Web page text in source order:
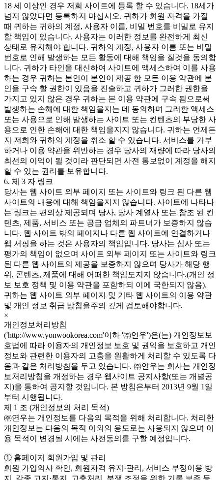
18 세 이상인 경우 저희 사이트에 등록 할 수 있습니다. 18세가
넘지 않았다면 등록하지 마십시오. 귀하가 회원 자격을 가질
때 귀하는 귀하의 계정, 사용자 이름, 비밀 번호를 비밀로 유지
할 책임이 있습니다. 사용자는 이러한 정보를 완전하게 최신
상태로 유지해야 합니다. 귀하의 계정, 사용자 이름 또는 비밀
번호로 인해 발생하는 모든 활동에 대해 책임을 질것을 동의합
니다. 귀하가 타인을 대신하여 사이트에 액세스하여 이를 사용
하는 경우 귀하는 본인이 본인이 제공 한 모든 이용 약관에 본
인을 구속 할 권한이 있음을 진술하고 귀하가 그러한 권한을
가지고 있지 않은 경우 귀하는 본 이용 약관에 구속 됨으로써
발생하는 손해에 대한 책임을지는 데 동의하며 그러한 액세스
또는 사용으로 인해 발생하는 사이트 또는 컨텐츠의 부당한 사
용으로 인한 손해에 대한 책임을지지 않습니다. 귀하는 언제든
지 저희와 귀하의 계정을 취소 할 수 있습니다. 서비스를 거부
하거나 이용 약관을 위반하는 경우 당사의 재량에 따라 당사의
최선의 이익이 될 것이라 판단되면 사전 통보없이 계정을 해지
할 수 있는 권리를 보유합니다.
6. 제 3 자 링크
당사는 웹 사이트 외부 페이지 또는 사이트와 링크 된 다른 웹
사이트의 내용에 대해 책임을지지 않습니다. 사이트에 나타나
는 링크는 편의상 제공되며 당사, 당사 계열사 또는 참조 된 컨
텐츠, 제품, 서비스 또는 공급 업체의 파트너가 보증하지 않습
니다. 웹 사이트 밖의 페이지나 다른 웹 사이트에 연결하거나
웹 서핑을 하는 것은 사용자의 책임입니다. 당사는 심사 또는
평가의 책임이 없으며 사이트 외부 페이지 또는 사이트와 링크
된 다른 웹 사이트의 제공을 보증하지 않으며 당사가 해당 행
위, 콘텐츠, 제품에 대해 어떠한 책임도지지 않습니다.(개인 정
보 보호 정책 및 이용 약관을 포함하되 이에 국한되지 않음).
귀하는 웹 사이트 외부 페이지 및 기타 웹 사이트의 이용 약관
및 개인 정보 취급 방침을주의 깊게 검토해야합니다.
×
개인정보처리방침
('http://www.yonwookorea.com'이하 '㈜연우')은(는) 개인정보보
호법에 따라 이용자의 개인정보 보호 및 권익을 보호하고 개인
정보와 관련한 이용자의 고충을 원활하게 처리할 수 있도록 다
음과 같은 처리방침을 두고 있습니다. ㈜연우는 회사는 개인정
보처리방침을 개정하는 경우 웹사이트 공지사항(또는 개별공
지)을 통하여 공지할 것입니다. 본 방침은부터 2013년 9월 1일
부터 시행됩니다.
제 1 조 (개인정보의 처리 목적)
㈜연우는 개인정보를 다음의 목적을 위해 처리합니다. 처리한
개인정보는 다음의 목적 이외의 용도로는 사용되지 않으며 이
용 목적이 변경될 시에는 사전동의를 구할 예정입니다.
① 홈페이지 회원가입 및 관리
회원 가입의사 확인, 회원자격 유지·관리, 서비스 부정이용 방
지, 각종 고지·통지, 고충처리, 분쟁 조정을 위한 기록 보존 등